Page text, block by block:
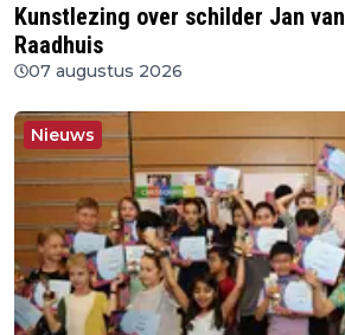
Kunstlezing over schilder Jan
Raadhuis
07 augustus 2026
Nieuws